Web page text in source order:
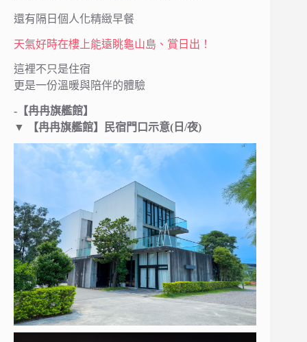
還有隔日個人化精緻早餐
天氣好時在樓上能遠眺龜山島、賞日出！
這裡不只是住宿
更是一份溫暖與陪伴的體驗
-【冉冉旗艦館】
▼
【冉冉旗艦館】 民宿門口示意(日/夜)